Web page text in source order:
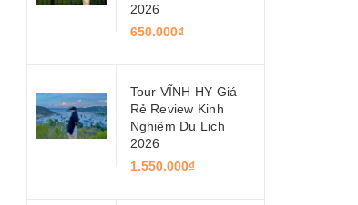
2026
650.000₫
Tour VĨNH HY Giá
Rẻ Review Kinh
Nghiệm Du Lịch
2026
1.550.000₫